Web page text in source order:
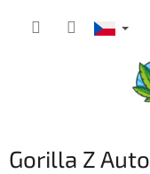
Gorilla Z Auto